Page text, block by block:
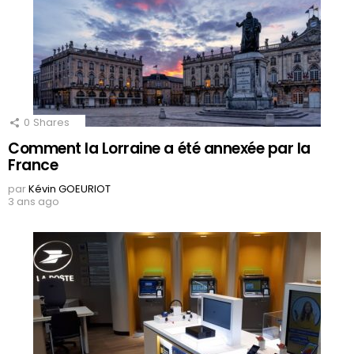
0 Shares
Comment la Lorraine a été annexée par la
France
parKévin GOEURIOT
3 ans ago